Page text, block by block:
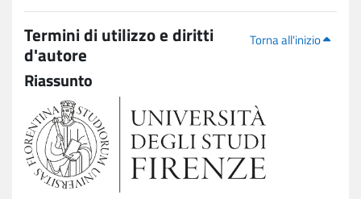
Torna all'inizio
Termini di utilizzo e diritti
d'autore
Riassunto